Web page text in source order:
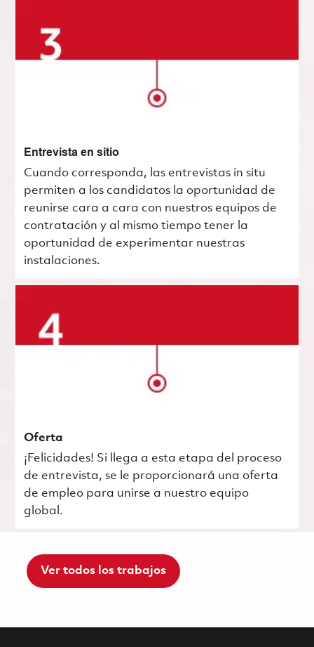
Entrevista en sitio
Cuando corresponda, las entrevistas in situ
permiten a los candidatos la oportunidad de
reunirse cara a cara con nuestros equipos de
contratación y al mismo tiempo tener la
oportunidad de experimentar nuestras
instalaciones.
Oferta
¡Felicidades! Si llega a esta etapa del proceso
de entrevista, se le proporcionará una oferta
de empleo para unirse a nuestro equipo
global.
Ver todos los trabajos